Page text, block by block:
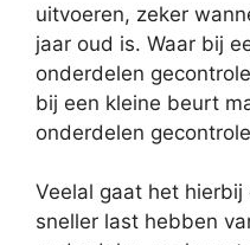
uitvoeren, zeker
jaar oud is. Waar bij
onderdelen
bij een kleine beurt
onderdelen
Veelal gaat het
sneller last hebben